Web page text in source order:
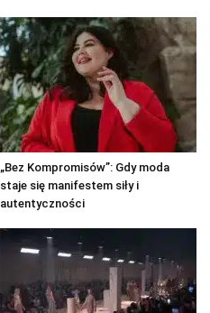
„Bez Kompromisów”: Gdy moda
staje się manifestem siły i
autentyczności